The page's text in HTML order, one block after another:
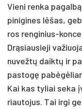
Vie­ni ren­ka
pi­ni­gi­nes lėšas,
ros ren­gi­nius-
Drąsiau­sie­ji
nu­vežtų daik­tų ir
pa­stogę
Kai kas ty­liai se­ka
riau­to­jus. Tai ir­gi